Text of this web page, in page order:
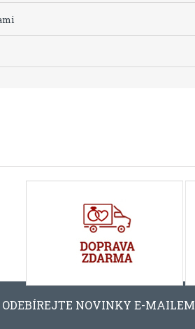
ODEBÍREJTE NOVINKY E-MAILEM